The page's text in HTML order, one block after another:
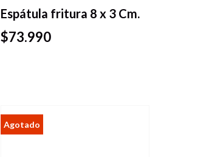
Espátula fritura 8 x 3 Cm.
$73.990